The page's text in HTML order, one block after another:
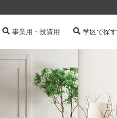
事業用・投資用 学区で探す